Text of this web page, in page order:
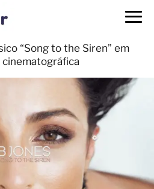
“Song to the Siren” em